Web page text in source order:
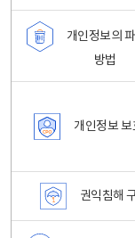
개인정보의
방법
개인정보
권익침해